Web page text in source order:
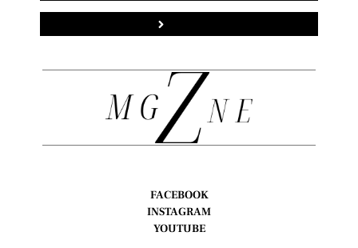
FACEBOOK
INSTAGRAM
YOUTUBE